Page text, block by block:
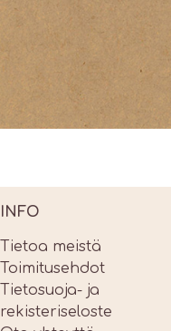
INFO
Tietoa meistä
Toimitusehdot
Tietosuoja- ja
rekisteriseloste